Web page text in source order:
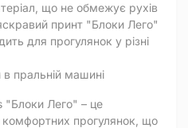
що не обмежує рухів
принт "Блоки Лего"
для прогулянок у різні
в пральній машині
"Блоки Лего" – це
комфортних прогулянок, що